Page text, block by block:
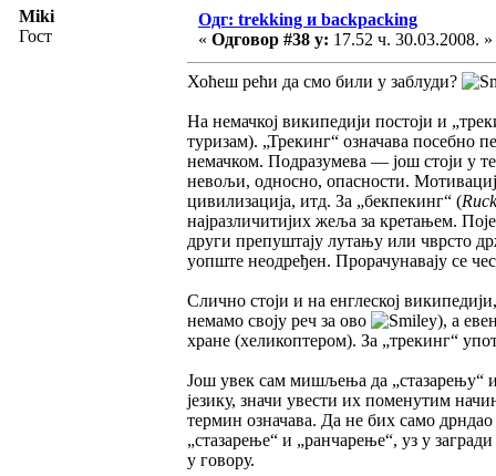
Miki
Гост
Одг: trekking и backpacking
« Одговор #38 у: 17.52 ч. 30.03.2008. »
Хоћеш рећи да смо били у заблуди?
На немачкој википедији постоји и
туризам). „Трекинг“ означава
немачком. Подразумева — још стоји у
невољи, односно, опасности.
цивилизација, итд. За „бекпекинг“ (
најразличитијих жеља за кретањем.
други препуштају лутању или чврсто
уопште неодређен. Прорачунавају се
Слично стоји и на енглеској
немамо своју реч за ово
), а
хране (хеликоптером). За „трекинг“
Још увек сам мишљења да „стазарењу“
језику, значи увести их поменутим
термин означава. Да не бих само
„стазарење“ и „ранчарење“, уз у
у говору.